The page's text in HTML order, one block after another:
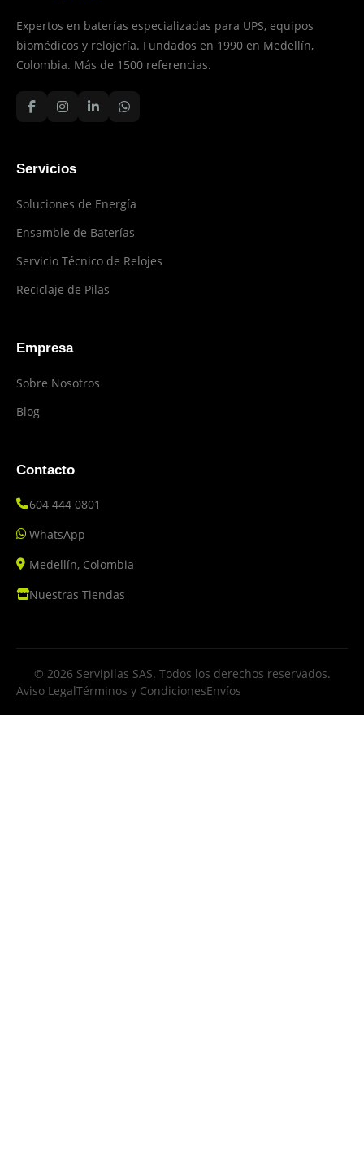
Expertos en baterías especializadas para UPS, equipos
biomédicos y relojería. Fundados en 1990 en Medellín,
Colombia. Más de 1500 referencias.
Servicios
Soluciones de Energía
Ensamble de Baterías
Servicio Técnico de Relojes
Reciclaje de Pilas
Empresa
Sobre Nosotros
Blog
Contacto
604 444 0801
WhatsApp
Medellín, Colombia
Nuestras Tiendas
© 2026 Servipilas SAS. Todos los derechos reservados.
Aviso LegalTérminos y CondicionesEnvíos